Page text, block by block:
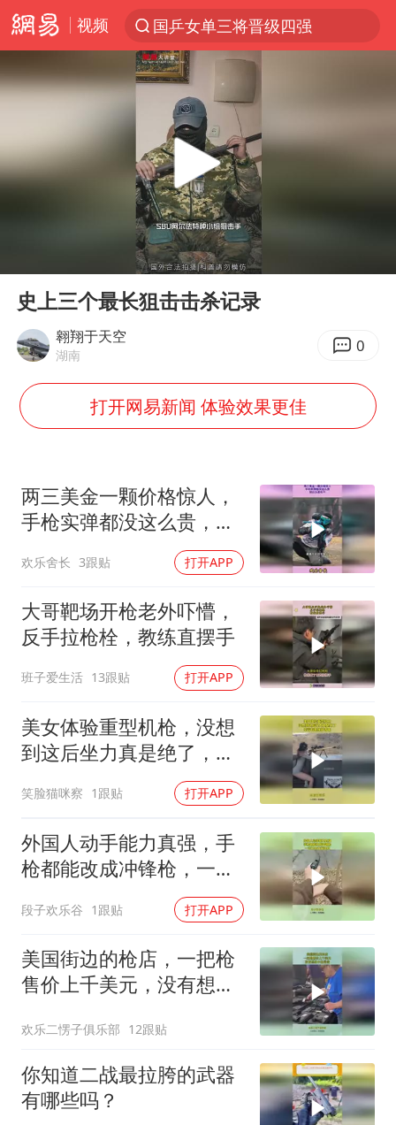
视频
国乒女单三将晋级四强
光影经济撬动暑期消费新蓝海
情侣平潭拍日出坠崖1死1伤
白海豚将正面袭击贯穿浙江
酒店花洒现排泄物住客索赔遭拒
杭州全市有序停课
全民健身事业高质量发展
台当局重金为“台独”织“皇帝新衣”
几元成本的AI广告导致千万市值蒸发
老挝国会主席赛宋蓬逝世
乐享全民健身 共筑健康中国
Play
史上三个最长狙击击杀记录
翱翔于天空
湖南 0
打开网易新闻 体验效果更佳
两三美金一颗价格惊人，
手枪实弹都没这么贵，别
欢乐舍长 3跟贴 打开APP
大哥靶场开枪老外吓懵，
反手拉枪栓，教练直摆手
班子爱生活 13跟贴 打开APP
美女体验重型机枪，没想
到这后坐力真是绝了，幸
笑脸猫咪察 1跟贴 打开APP
外国人动手能力真强，手
枪都能改成冲锋枪，一言
段子欢乐谷 1跟贴 打开APP
美国街边的枪店，一把枪
售价上千美元，没有想象
欢乐二愣子俱乐部 12跟贴
你知道二战最拉胯的武器
有哪些吗？